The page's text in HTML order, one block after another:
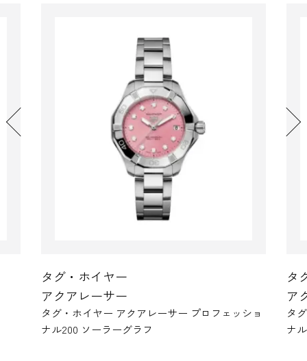
タグ・ホイヤー
アクアレーサー
タグ・ホイヤー アクアレーサー プロフェッショ
ナル200 ソーラーグラフ
タ
ア
タ
ナ